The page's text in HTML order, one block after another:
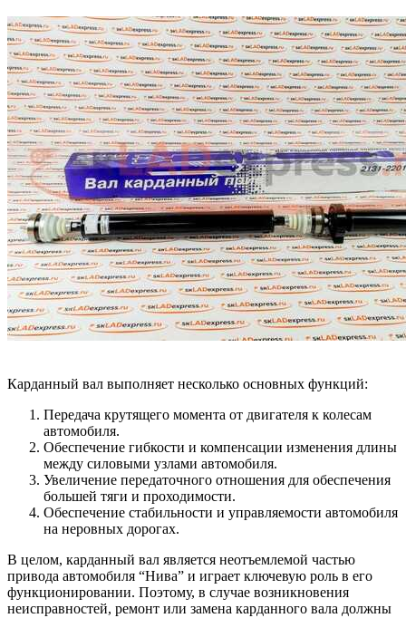
Карданный вал выполняет несколько основных функций:
Передача крутящего момента от двигателя к колесам
автомобиля.
Обеспечение гибкости и компенсации изменения длины
между силовыми узлами автомобиля.
Увеличение передаточного отношения для обеспечения
большей тяги и проходимости.
Обеспечение стабильности и управляемости автомобиля
на неровных дорогах.
В целом, карданный вал является неотъемлемой частью
привода автомобиля “Нива” и играет ключевую роль в его
функционировании. Поэтому, в случае возникновения
неисправностей, ремонт или замена карданного вала должны